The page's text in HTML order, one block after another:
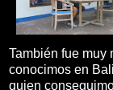
También fue muy
conocimos en
quien